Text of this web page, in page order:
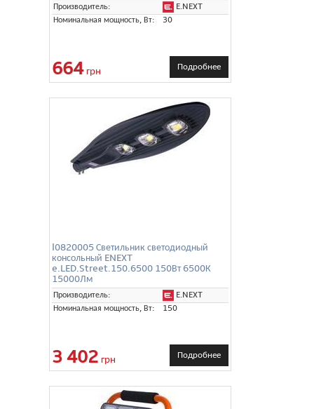
Производитель:
E.NEXT
Номинальная мощность, Вт:
30
664грн Подробнее
l0820005 Светильник светодиодный
консольный ENEXT
e.LED.Street.150.6500 150Вт 6500К
15000Лм
Производитель:
E.NEXT
Номинальная мощность, Вт:
150
3 402 грн Подробнее